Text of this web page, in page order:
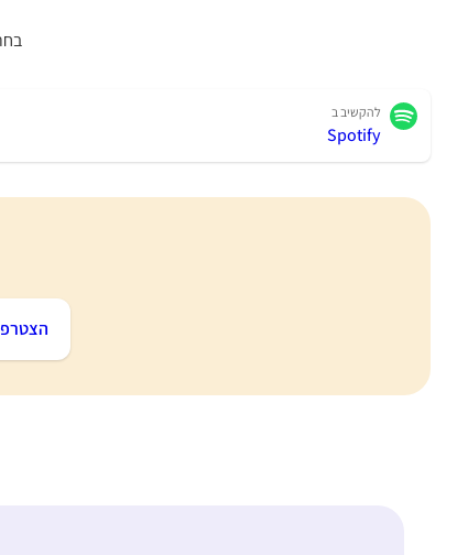
להקשיב ב
Spotify